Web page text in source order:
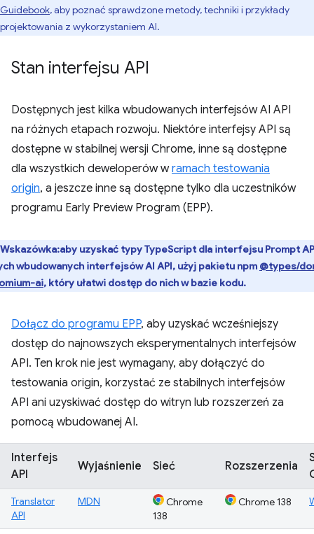
Guidebook, aby poznać sprawdzone metody, techniki i przykłady
projektowania z wykorzystaniem AI.
Stan interfejsu API
Dostępnych jest kilka wbudowanych interfejsów AI API
na różnych etapach rozwoju. Niektóre interfejsy API są
dostępne w stabilnej wersji Chrome, inne są dostępne
dla wszystkich deweloperów wramach testowania
origin, a jeszcze inne są dostępne tylko dla uczestników
programu Early Preview Program (EPP).
Wskazówka:aby uzyskać typy TypeScript dla interfejsu Prompt
wbudowanych interfejsów AI API, użyj pakietu npm @types/
ai, który ułatwi dostęp do nich w bazie kodu.
Dołącz do programu EPP, aby uzyskać wcześniejszy
dostęp do najnowszych eksperymentalnych interfejsów
API. Ten krok nie jest wymagany, aby dołączyć do
testowania origin, korzystać ze stabilnych interfejsów
API ani uzyskiwać dostęp do witryn lub rozszerzeń za
pomocą wbudowanej AI.
Interfejs
API
Wyjaśnienie Sieć Rozszerzenia
Translator
API
MDN
Chrome
138
Chrome 138